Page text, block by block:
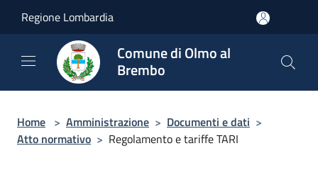
Regione Lombardia
Comune di Olmo al
Brembo
Home > Amministrazione > Documenti e dati >
Atto normativo > Regolamento e tariffe TARI